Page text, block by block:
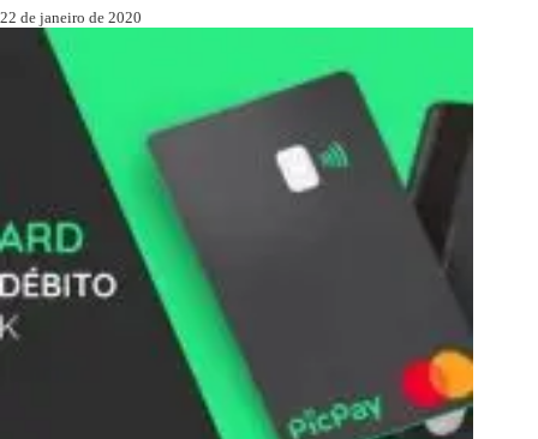
22 de janeiro de 2020